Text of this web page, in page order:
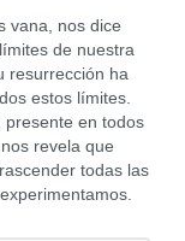
vana, nos dice
de nuestra
resurrección ha
estos límites.
presente en todos
revela que
todas las